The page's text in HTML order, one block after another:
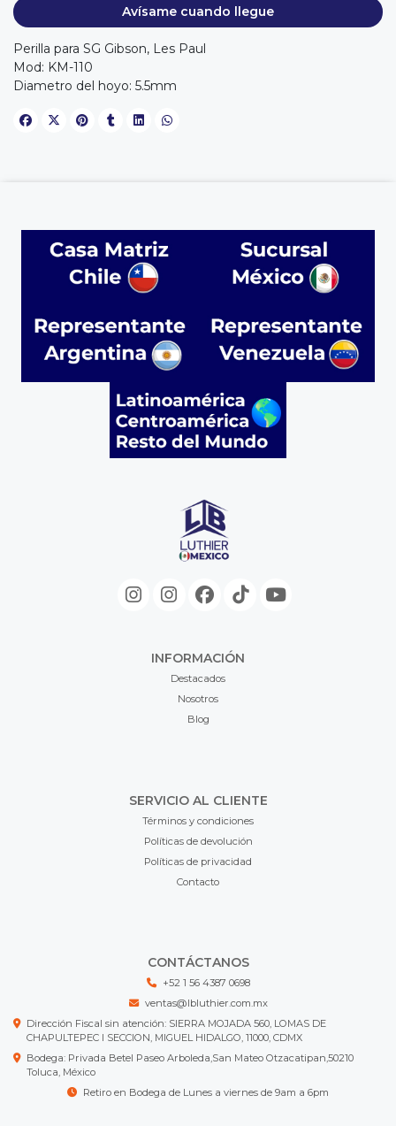
Avísame cuando llegue
Perilla para SG Gibson, Les Paul
Mod: KM-110
Diametro del hoyo: 5.5mm
INFORMACIÓN
Destacados
Nosotros
Blog
SERVICIO AL CLIENTE
Términos y condiciones
Políticas de devolución
Políticas de privacidad
Contacto
CONTÁCTANOS
+52 1 56 4387 0698
ventas@lbluthier.com.mx
Dirección Fiscal sin atención: SIERRA MOJADA 560, LOMAS DE
CHAPULTEPEC I SECCION, MIGUEL HIDALGO, 11000, CDMX
Bodega: Privada Betel Paseo Arboleda,San Mateo Otzacatipan,50210
Toluca, México
Retiro en Bodega de Lunes a viernes de 9am a 6pm